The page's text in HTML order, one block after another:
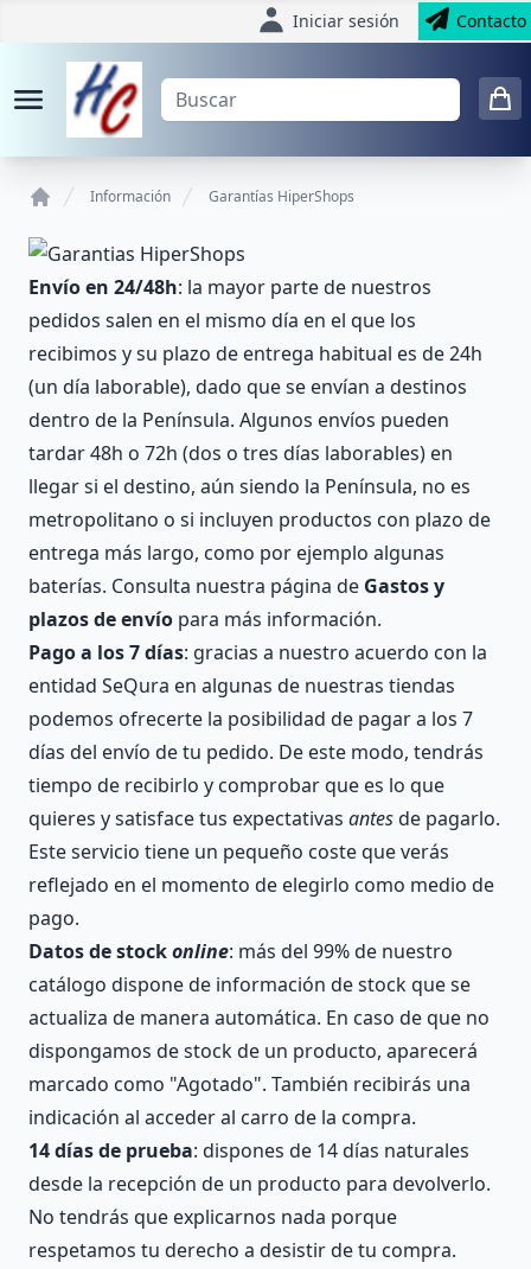
Iniciar sesión Contacto
Información Garantías HiperShops
Envío en 24/48h: la mayor parte de nuestros
pedidos salen en el mismo día en el que los
recibimos y su plazo de entrega habitual es de 24h
(un día laborable), dado que se envían a destinos
dentro de la Península. Algunos envíos pueden
tardar 48h o 72h (dos o tres días laborables) en
llegar si el destino, aún siendo la Península, no es
metropolitano o si incluyen productos con plazo de
entrega más largo, como por ejemplo algunas
baterías. Consulta nuestra página de Gastos y
plazos de envío para más información.
Pago a los 7 días: gracias a nuestro acuerdo con la
entidad SeQura en algunas de nuestras tiendas
podemos ofrecerte la posibilidad de pagar a los 7
días del envío de tu pedido. De este modo, tendrás
tiempo de recibirlo y comprobar que es lo que
quieres y satisface tus expectativas antesde pagarlo.
Este servicio tiene un pequeño coste que verás
reflejado en el momento de elegirlo como medio de
pago.
Datos de stockonline: más del 99% de nuestro
catálogo dispone de información de stock que se
actualiza de manera automática. En caso de que no
dispongamos de stock de un producto, aparecerá
marcado como "Agotado". También recibirás una
indicación al acceder al carro de la compra.
14 días de prueba: dispones de 14 días naturales
desde la recepción de un producto para devolverlo.
No tendrás que explicarnos nada porque
respetamos tu derecho a desistir de tu compra.